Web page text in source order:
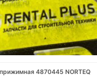
4870445 NORTEQ